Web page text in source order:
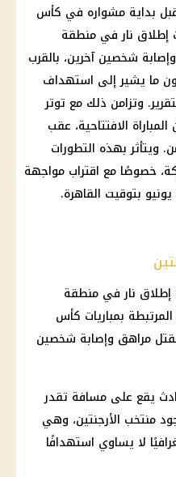
بداية مشواره في كأس
حادث إطلاق نار في منطقة
شخصين آخرين، بالقرب
ما يشير إلى استهداف
وتزامن ذلك مع توتر
الافتتاحية، عقب
ويتأثر بهذه التطورات
خصوصًا مع اقتراب مواجهة
إطلاق نار في منطقة
بمباريات كأس
عن مقتل مراهق وإصابة شخصين
يقع على مسافة تقدر
وجود منتخب الأرجنتين، وهي
لا يساوي استهدافًا